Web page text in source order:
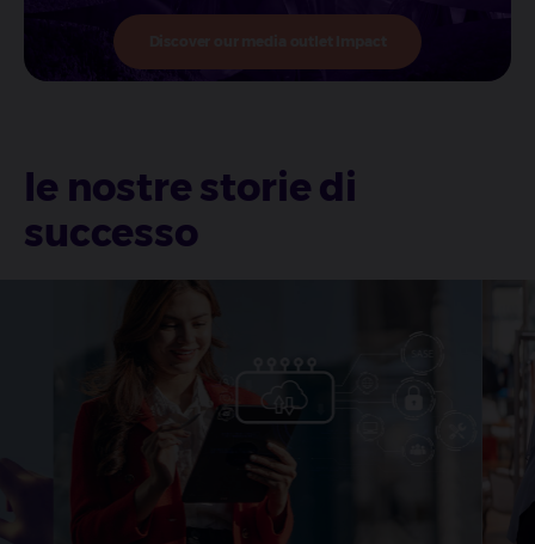
le nostre storie di
successo